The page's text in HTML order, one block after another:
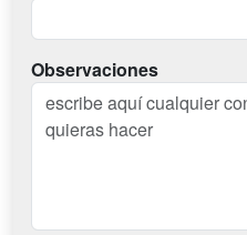
Observaciones